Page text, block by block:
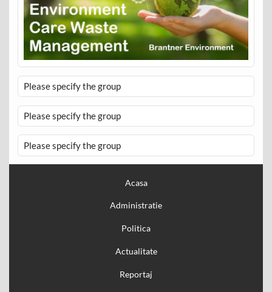
Please specify the group
Please specify the group
Please specify the group
Acasa
Administratie
Politica
Actualitate
Reportaj